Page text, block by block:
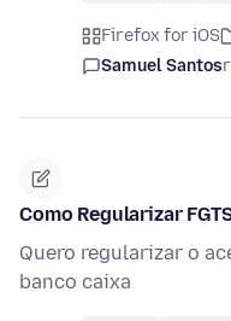
Firefox for iOS
Samuel Santos
Como Regularizar
Quero regularizar o
banco caixa